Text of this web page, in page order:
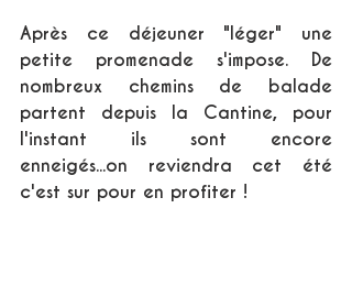
Après ce déjeuner "léger" une
petite promenade s'impose. De
nombreux chemins de balade
partent depuis la Cantine, pour
l'instant ils sont encore
enneigés...on reviendra cet été
c'est sur pour en profiter !